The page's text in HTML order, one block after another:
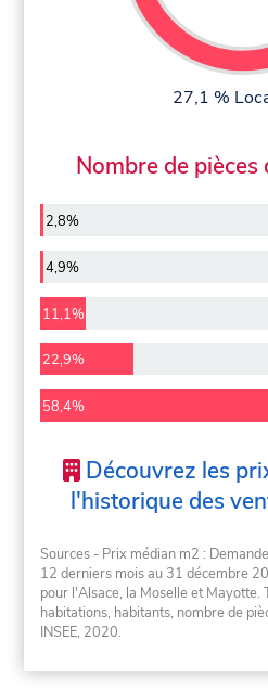
27,1 %
Nombre de pièces
2,8%
4,9%
11,1%
22,9%
58,4%
Découvrez les
l'historique des
Sources - Prix médian m2 :
12 derniers mois au 31 décembre
pour l'Alsace, la Moselle et Mayotte.
habitations, habitants, nombre de
INSEE, 2020.